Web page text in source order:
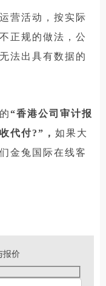
营活动，按实际
正规的做法，公
法出具有数据的
“香港公司审计报
代付?”， 如果大
金兔国际在线客
报价